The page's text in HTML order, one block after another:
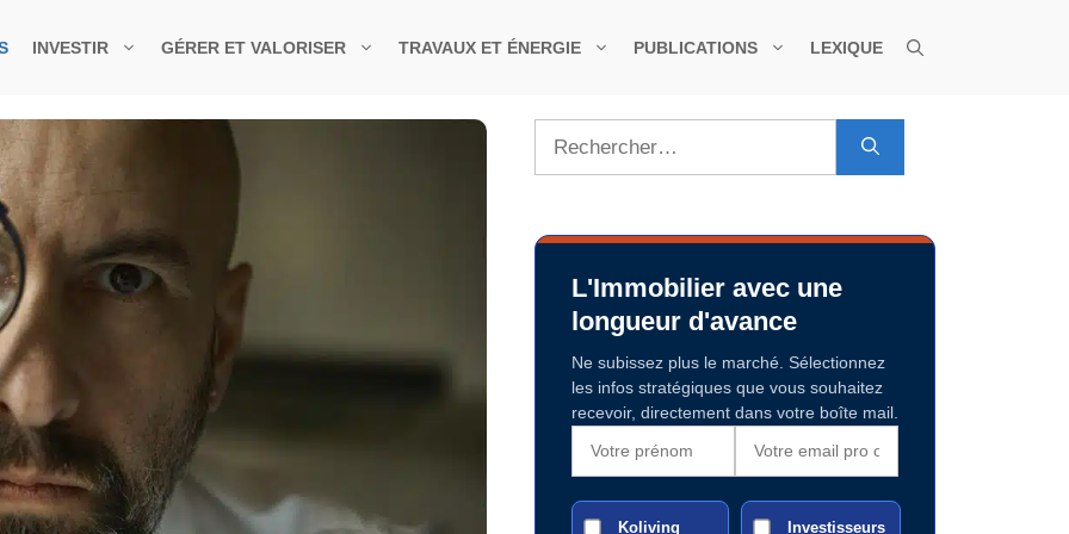
INVESTIR GÉRER ET VALORISER TRAVAUX ET ÉNERGIE PUBLICATIONS LEXIQUE
L'Immobilier avec une
longueur d'avance
Ne subissez plus le marché. Sélectionnez
les infos stratégiques que vous souhaitez
recevoir, directement dans votre boîte mail.
Koliving
Investisseurs